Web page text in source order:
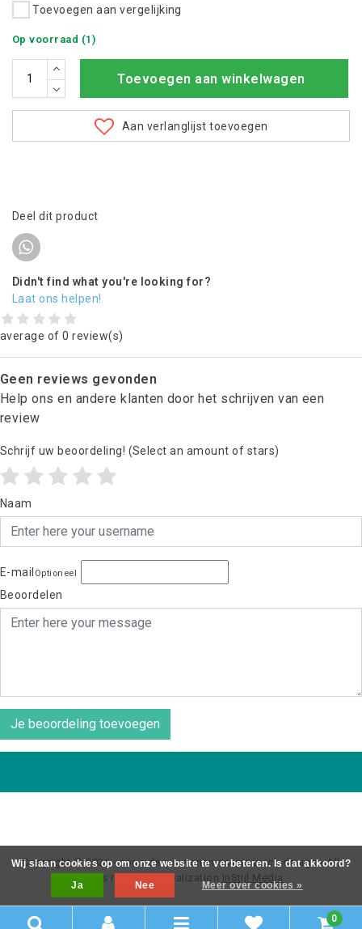
Toevoegen aan vergelijking
Op voorraad (1)
Toevoegen aan winkelwagen
Aan verlanglijst toevoegen
Deel dit product
Didn't find what you're looking for?
Laat ons helpen!
average of 0 review(s)
Geen reviews gevonden
Help ons en andere klanten door het schrijven van een
review
Schrijf uw beoordeling! (Select an amount of stars)
Naam
E-mail Optioneel
Beoordelen
Je beoordeling toevoegen
Copyright © 2026 - coos de wit wonen scaninavsch design - All
rights reserved - Realization InStijl Media
0
Wij slaan cookies op om onze website te verbeteren. Is dat akkoord?
Ja
Nee Meer over cookies »